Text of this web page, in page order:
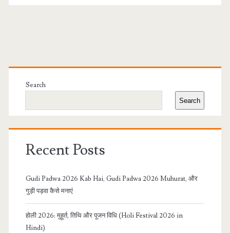
Primary
Sidebar
Search
Search
Recent Posts
Gudi Padwa 2026 Kab Hai, Gudi Padwa 2026 Muhurat, और
गुड़ी पड़वा कैसे मनाएं
होली 2026: मुहूर्त, तिथि और पूजन विधि (Holi Festival 2026 in
Hindi)